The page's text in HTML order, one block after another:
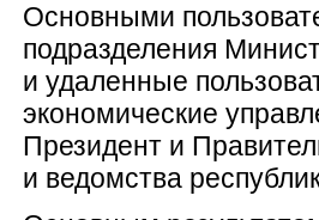
Основными
подразделения
и удаленные
экономические
Президент и
и ведомства